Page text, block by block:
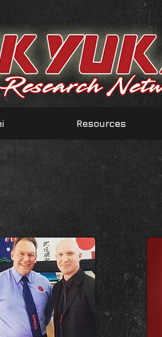
Resources